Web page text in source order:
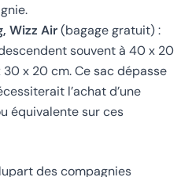
Wizz Air(bagage gratuit) :
souvent à 40 x 20
x 20 cm. Ce sac dépasse
l’achat d’une
équivalente sur ces
des compagnies